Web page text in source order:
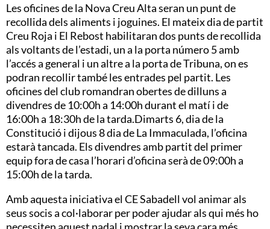
Les oficines de la Nova Creu Alta seran un punt de
recollida dels aliments i joguines. El mateix dia de partit
Creu Roja i El Rebost habilitaran dos punts de recollida
als voltants de l’estadi, un a la porta número 5 amb
l’accés a general i un altre a la porta de Tribuna, on es
podran recollir també les entrades pel partit. Les
oficines del club romandran obertes de dilluns a
divendres de 10:00ha 14:00hdurant el matí i de
16:00ha 18:30hde la tarda.Dimarts 6, dia de la
Constitució i dijous 8diade La Immaculada, l’oficina
estarà tancada. Els divendres amb partit del primer
equip fora de casa l’horari d’oficina serà de 09:00ha
15:00hde la tarda.
Amb aquesta iniciativael CESabadell vol animar als
seus socis a col·laborar per poder ajudar als qui més ho